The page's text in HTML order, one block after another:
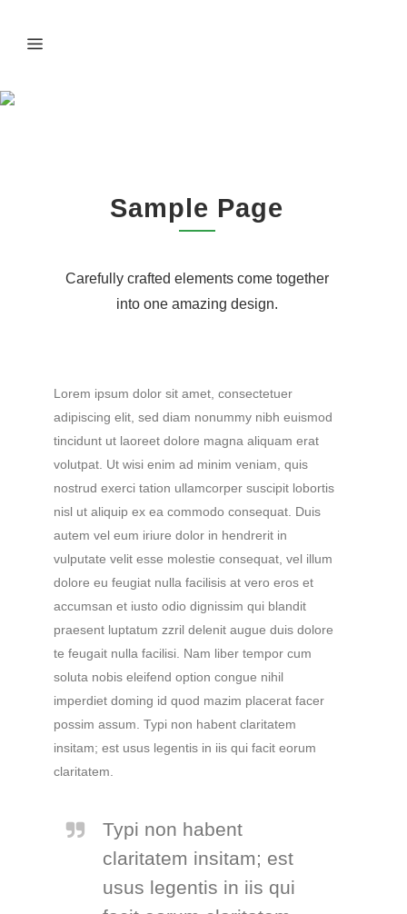
Sample Page
Carefully crafted elements come together
into one amazing design.
Lorem ipsum dolor sit amet, consectetuer
adipiscing elit, sed diam nonummy nibh euismod
tincidunt ut laoreet dolore magna aliquam erat
volutpat. Ut wisi enim ad minim veniam, quis
nostrud exerci tation ullamcorper suscipit lobortis
nisl ut aliquip ex ea commodo consequat. Duis
autem vel eum iriure dolor in hendrerit in
vulputate velit esse molestie consequat, vel illum
dolore eu feugiat nulla facilisis at vero eros et
accumsan et iusto odio dignissim qui blandit
praesent luptatum zzril delenit augue duis dolore
te feugait nulla facilisi. Nam liber tempor cum
soluta nobis eleifend option congue nihil
imperdiet doming id quod mazim placerat facer
possim assum. Typi non habent claritatem
insitam; est usus legentis in iis qui facit eorum
claritatem.
Typi non habent
claritatem insitam; est
usus legentis in iis qui